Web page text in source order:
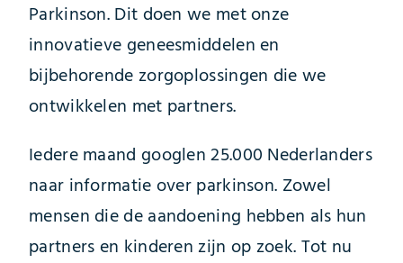
Parkinson. Dit doen we met onze
innovatieve geneesmiddelen en
bijbehorende zorgoplossingen die we
ontwikkelen met partners.
Iedere maand googlen 25.000 Nederlanders
naar informatie over parkinson. Zowel
mensen die de aandoening hebben als hun
partners en kinderen zijn op zoek. Tot nu